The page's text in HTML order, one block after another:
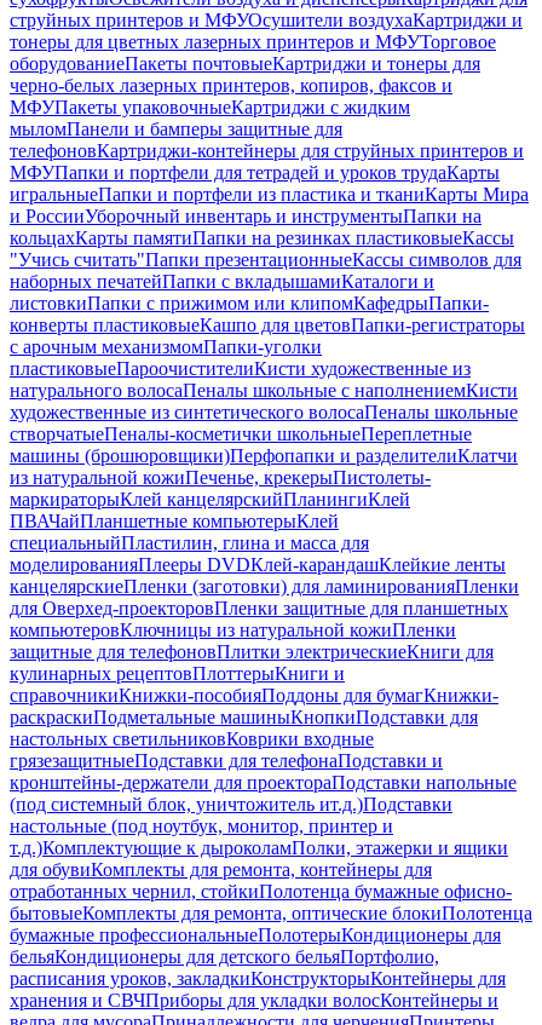
струйных принтеров и МФУОсушители воздухаКартриджи и
тонеры для цветных лазерных принтеров и МФУТорговое
оборудованиеПакеты почтовыеКартриджи и тонеры для
черно-белых лазерных принтеров, копиров, факсов и
МФУПакеты упаковочныеКартриджи с жидким
мыломПанели и бамперы защитные для
телефоновКартриджи-контейнеры для струйных принтеров и
МФУПапки и портфели для тетрадей и уроков трудаКарты
игральныеПапки и портфели из пластика и тканиКарты Мира
и РоссииУборочный инвентарь и инструментыПапки на
кольцахКарты памятиПапки на резинках пластиковыеКассы
"Учись считать"Папки презентационныеКассы символов для
наборных печатейПапки с вкладышамиКаталоги и
листовкиПапки с прижимом или клипомКафедрыПапки-
конверты пластиковыеКашпо для цветовПапки-регистраторы
с арочным механизмомПапки-уголки
пластиковыеПароочистителиКисти художественные из
натурального волосаПеналы школьные с наполнениемКисти
художественные из синтетического волосаПеналы школьные
створчатыеПеналы-косметички школьныеПереплетные
машины (брошюровщики)Перфопапки и разделителиКлатчи
из натуральной кожиПеченье, крекерыПистолеты-
маркираторыКлей канцелярскийПланингиКлей
ПВАЧайПланшетные компьютерыКлей
специальныйПластилин, глина и масса для
моделированияПлееры DVDКлей-карандашКлейкие ленты
канцелярскиеПленки (заготовки) для ламинированияПленки
для Оверхед-проекторовПленки защитные для планшетных
компьютеровКлючницы из натуральной кожиПленки
защитные для телефоновПлитки электрическиеКниги для
кулинарных рецептовПлоттерыКниги и
справочникиКнижки-пособияПоддоны для бумагКнижки-
раскраскиПодметальные машиныКнопкиПодставки для
настольных светильниковКоврики входные
грязезащитныеПодставки для телефонаПодставки и
кронштейны-держатели для проектораПодставки напольные
(под системный блок, уничтожитель ит.д.)Подставки
настольные (под ноутбук, монитор, принтер и
т.д.)Комплектующие к дыроколамПолки, этажерки и ящики
для обувиКомплекты для ремонта, контейнеры для
отработанных чернил, стойкиПолотенца бумажные офисно-
бытовыеКомплекты для ремонта, оптические блокиПолотенца
бумажные профессиональныеПолотерыКондиционеры для
бельяКондиционеры для детского бельяПортфолио,
расписания уроков, закладкиКонструкторыКонтейнеры для
хранения и СВЧПриборы для укладки волосКонтейнеры и